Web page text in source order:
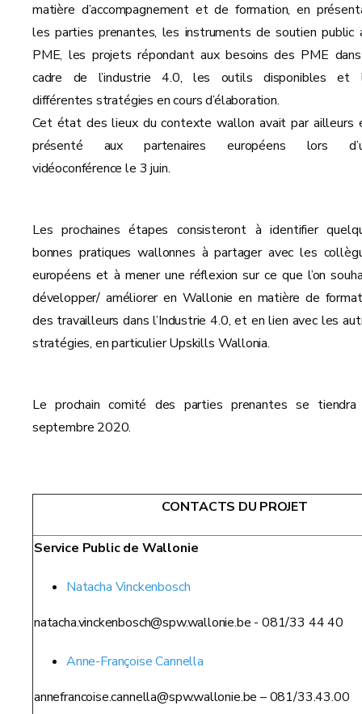
matière d’accompagnement et de formation, en
les parties prenantes, les instruments de soutien public
PME, les projets répondant aux besoins des PME
cadre de l’industrie 4.0, les outils disponibles et
différentes stratégies en cours d’élaboration.
Cet état des lieux du contexte wallon avait par ailleurs
présenté aux partenaires européens lors
vidéoconférence le 3 juin.
Les prochaines étapes consisteront à identifier
bonnes pratiques wallonnes à partager avec les
européens et à mener une réflexion sur ce que l’on
développer/ améliorer en Wallonie en matière de
des travailleurs dans l’Industrie 4.0, et en lien avec les
stratégies, en particulier Upskills Wallonia.
Le prochain comité des parties prenantes se tiendra
septembre 2020.
CONTACTS DU PROJET
Service Public de Wallonie
Natacha Vinckenbosch
natacha.vinckenbosch@spw.wallonie.be - 081/33 44 40
Anne-Françoise Cannella
annefrancoise.cannella@spw.wallonie.be – 081/33.43.00